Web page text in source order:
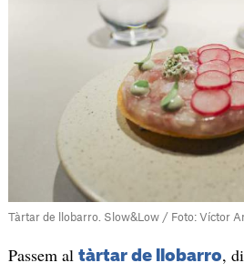
Tàrtar de llobarro. Slow&Low / Foto: Víctor
Passem al tàrtar de llobarro,